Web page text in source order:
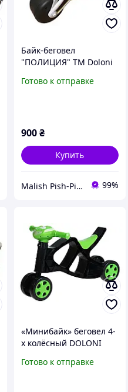
Байк-беговел
"ПОЛИЦИЯ" ТМ Doloni
Готово к отправке
900₴
Купить
Malish Pish-Pish 99%
«Минибайк» беговел 4-
х колёсный DOLONI
Готово к отправке